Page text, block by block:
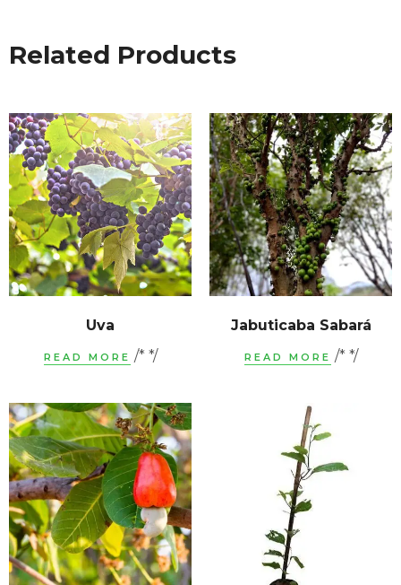
Related Products
Uva
READ MORE /* */
Jabuticaba Sabará
READ MORE /* */